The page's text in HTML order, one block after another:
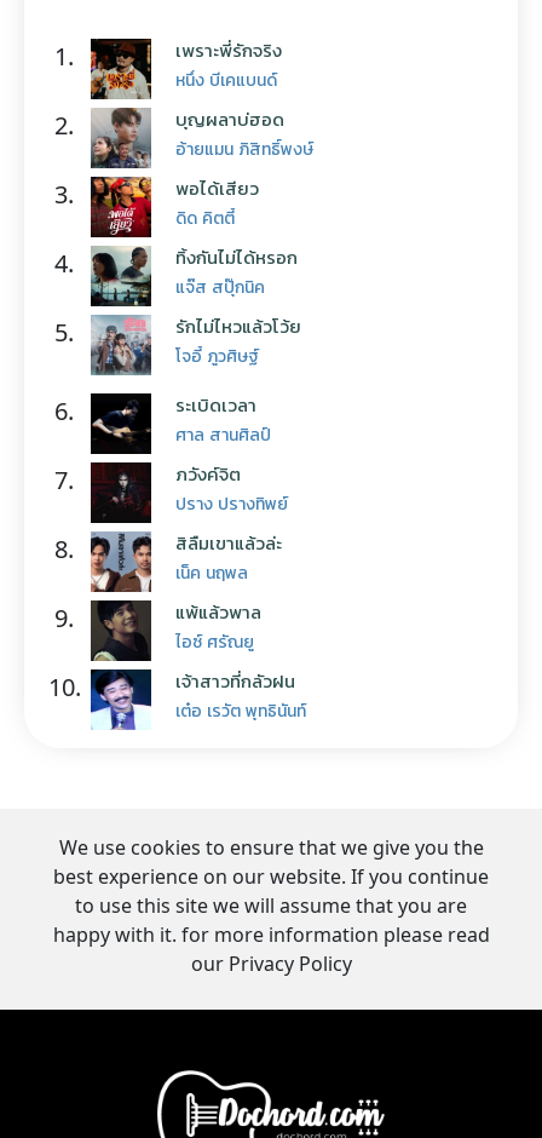
1. เพราะพี่รักจริง
หนึ่ง บีเคแบนด์
2. บุญผลาบ่ฮอด
อ้ายแมน ภิสิทธิ์พงษ์
3. พอได้เสียว
ดิด คิตตี้
4. ทิ้งกันไม่ได้หรอก
แจ๊ส สปุ๊กนิค
5. รักไม่ไหวแล้วโว้ย
โจอี้ ภูวศิษฐ์
6. ระเบิดเวลา
ศาล สานศิลป์
7. ภวังค์จิต
ปราง ปรางทิพย์
8. สิลืมเขาแล้วล่ะ
เน็ค นฤพล
9. แพ้แล้วพาล
ไอซ์ ศรัณยู
10. เจ้าสาวที่กลัวฝน
เต๋อ เรวัต พุทธินันท์
We use cookies to ensure that we give you the
best experience on our website. If you continue
to use this site we will assume that you are
happy with it. for more information please read
our Privacy Policy